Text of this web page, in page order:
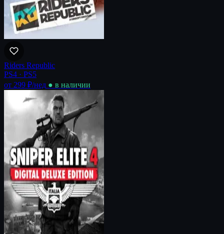
Riders Republic
PS4 · PS5
от 299 ₽/нед ● в наличии